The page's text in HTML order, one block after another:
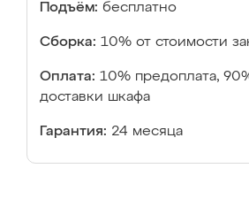
Подъём: бесплатно
Сборка: 10% от стоимости
Оплата: 10% предоплата,
доставки шкафа
Гарантия: 24 месяца